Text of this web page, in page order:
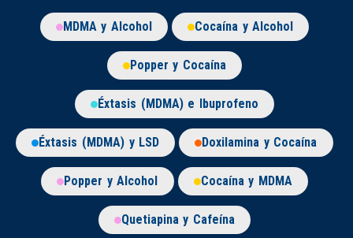
MDMA y Alcohol Cocaína y Alcohol
Popper y Cocaína
Éxtasis (MDMA) e Ibuprofeno
Éxtasis (MDMA) y LSD Doxilamina y Cocaína
Popper y Alcohol Cocaína y MDMA
Quetiapina y Cafeína